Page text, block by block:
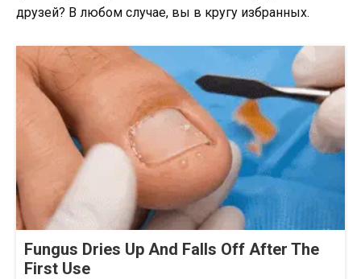
друзей? В любом случае, вы в кругу избранных.
Fungus Dries Up And Falls Off After The
First Use